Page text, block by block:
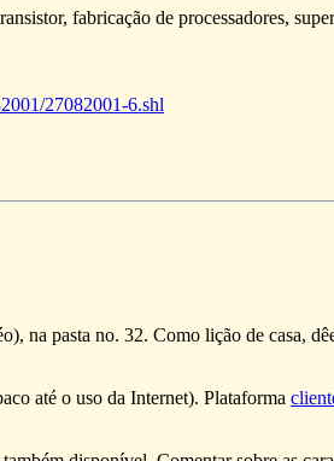
fabricação de processadores,
27082001-6.shl
na pasta no. 32. Como lição de casa,
até o uso da Internet). Plataforma